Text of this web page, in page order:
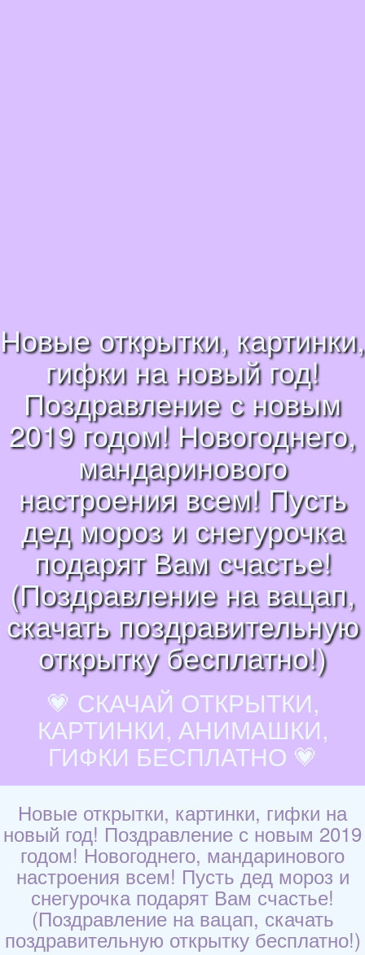
Новые открытки, картинки,
гифки на новый год!
Поздравление с новым
2019 годом! Новогоднего,
мандаринового
настроения всем! Пусть
дед мороз и снегурочка
подарят Вам счастье!
(Поздравление на вацап,
скачать поздравительную
открытку бесплатно!)
💗 СКАЧАЙ ОТКРЫТКИ,
КАРТИНКИ, АНИМАШКИ,
ГИФКИ БЕСПЛАТНО 💗
Новые открытки, картинки, гифки на
новый год! Поздравление с новым 2019
годом! Новогоднего, мандаринового
настроения всем! Пусть дед мороз и
снегурочка подарят Вам счастье!
(Поздравление на вацап, скачать
поздравительную открытку бесплатно!)